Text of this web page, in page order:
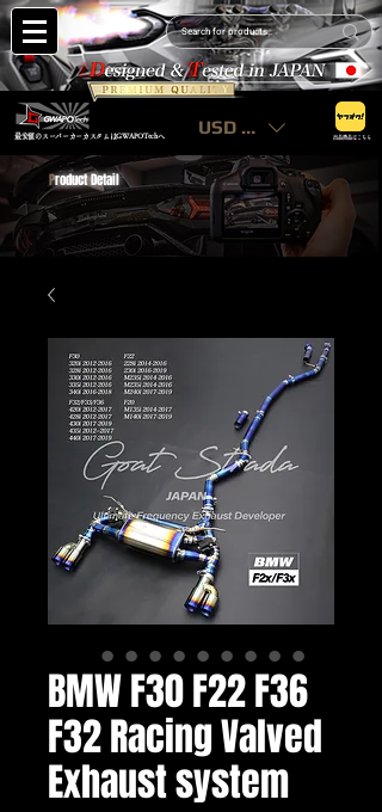
最安値のスーパーカーカスタムはGWAPOTechへ USD ($) 出品商品はこちら
Product Detail
BMW F30 F22 F36
F32 Racing Valved
Exhaust system